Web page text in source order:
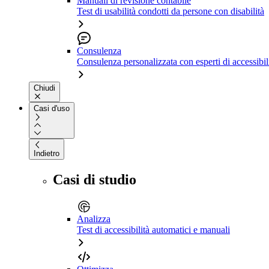
Test di usabilità condotti da persone con disabilità
Consulenza
Consulenza personalizzata con esperti di
Chiudi
Casi d'uso
Indietro
Casi di studio
Analizza
Test di accessibilità automatici e manuali